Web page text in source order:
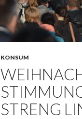
KONSUM
STRENG